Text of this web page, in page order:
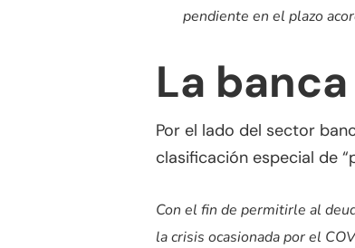
pendiente en el plazo
La
Por el lado del sector
clasificación especial de
Con el fin de permitirle al
la crisis ocasionada por el